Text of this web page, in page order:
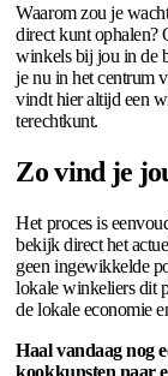
Waarom zou je
direct kunt ophalen?
winkels bij jou in de
je nu in het centrum
vindt hier altijd een
terechtkunt.
Zo vind je
Het proces is
bekijk direct het
geen ingewikkelde
lokale winkeliers dit
de lokale economie
Haal vandaag nog
kookkunsten naar